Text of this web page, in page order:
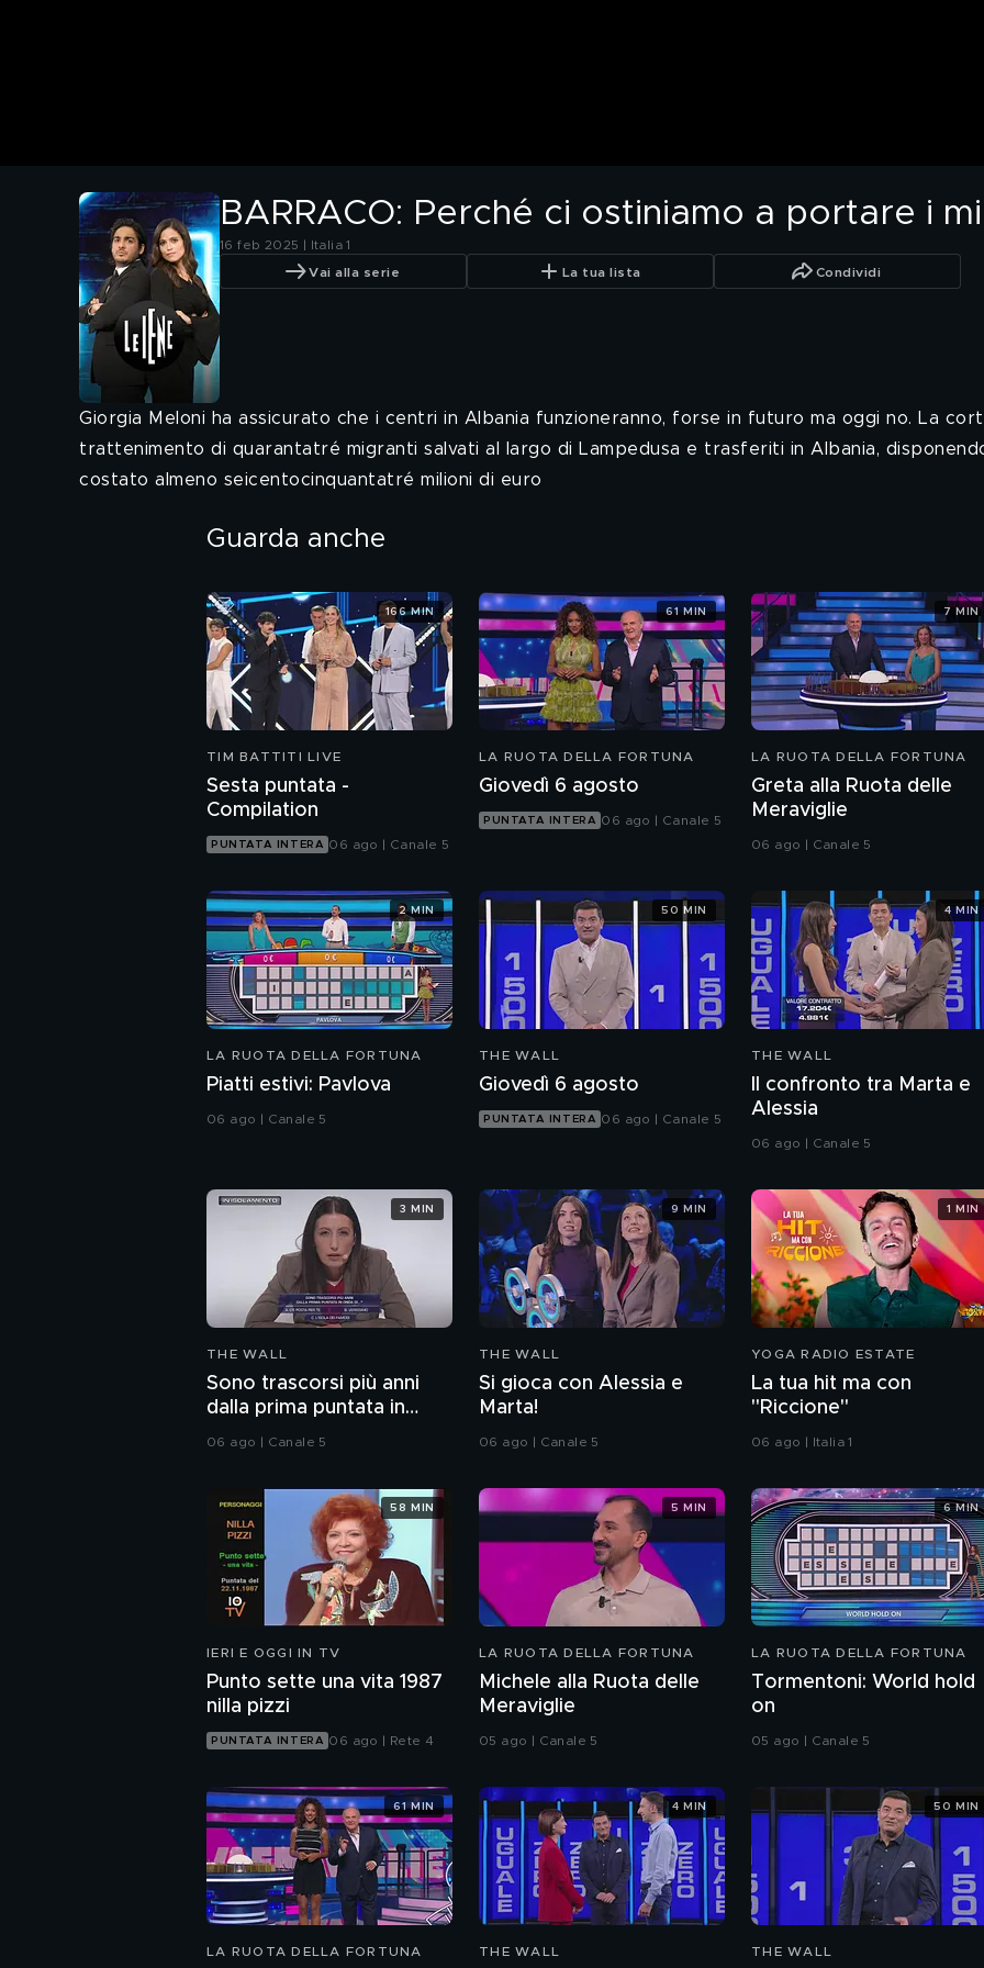
BARRACO: Perché ci ostiniamo a portare i
16 feb 2025 | Italia 1
Vai alla serie La tua lista Condividi
Giorgia Meloni ha assicurato che i centri in Albania funzioneranno, forse in futuro ma oggi no. La
trattenimento di quarantatré migranti salvati al largo di Lampedusa e trasferiti in Albania,
costato almeno seicentocinquantatré milioni di euro
Guarda anche
TIM BATTITI LIVE
Sesta puntata -
Compilation
PUNTATA INTERA 06 ago | Canale 5
166 MIN
LA RUOTA DELLA FORTUNA
Giovedì 6 agosto
PUNTATA INTERA 06 ago | Canale 5
61 MIN
LA RUOTA DELLA FORTUNA
Greta alla Ruota delle
Meraviglie
06 ago | Canale 5
7 MIN
LA RUOTA DELLA FORTUNA
Piatti estivi: Pavlova
06 ago | Canale 5
2 MIN
THE WALL
Giovedì 6 agosto
PUNTATA INTERA 06 ago | Canale 5
50 MIN
THE WALL
Il confronto tra Marta e
Alessia
06 ago | Canale 5
4 MIN
THE WALL
Sono trascorsi più anni
dalla prima puntata in
onda di...?
06 ago | Canale 5
3 MIN
THE WALL
Si gioca con Alessia e
Marta!
06 ago | Canale 5
9 MIN
YOGA RADIO ESTATE
La tua hit ma con
"Riccione"
06 ago | Italia 1
1 MIN
IERI E OGGI IN TV
Punto sette una vita 1987
nilla pizzi
PUNTATA INTERA 06 ago | Rete 4
58 MIN
LA RUOTA DELLA FORTUNA
Michele alla Ruota delle
Meraviglie
05 ago | Canale 5
5 MIN
LA RUOTA DELLA FORTUNA
Tormentoni: World hold
on
05 ago | Canale 5
6 MIN
LA RUOTA DELLA FORTUNA
61 MIN
THE WALL
4 MIN
THE WALL
50 MIN